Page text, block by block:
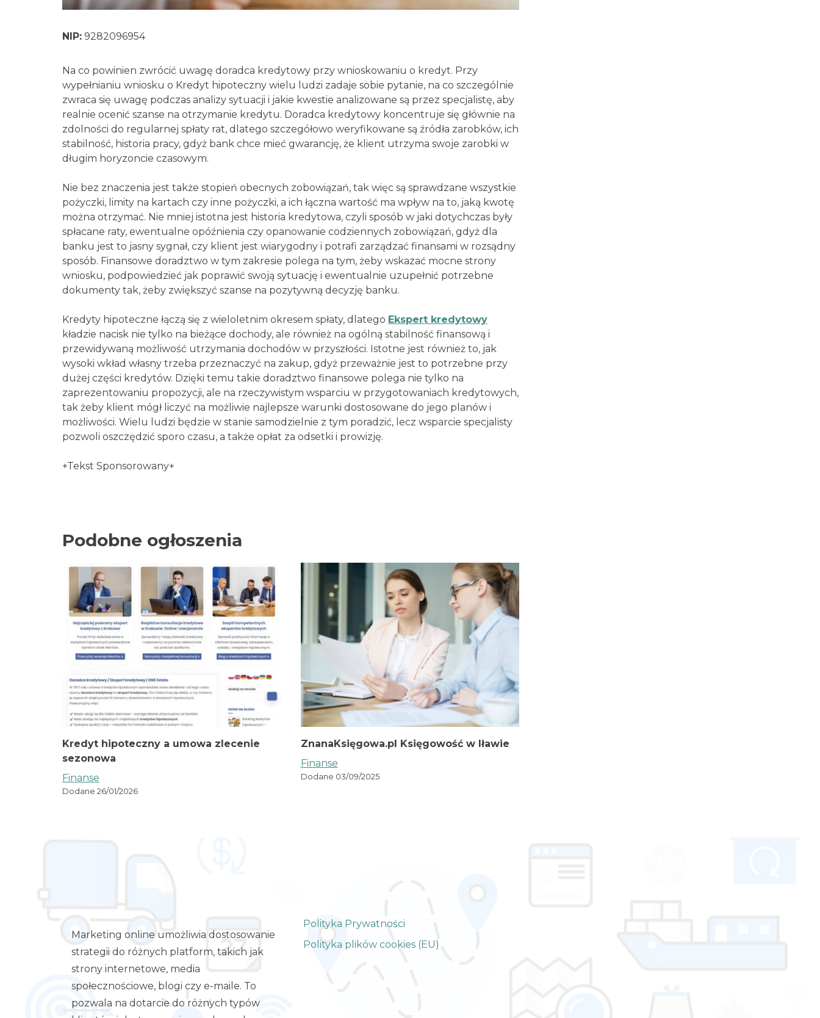
NIP: 9282096954
Na co powinien zwrócić uwagę doradca kredytowy przy wnioskowaniu o kredyt. Przy
wypełnianiu wniosku o Kredyt hipoteczny wielu ludzi zadaje sobie pytanie, na co szczególnie
zwraca się uwagę podczas analizy sytuacji i jakie kwestie analizowane są przez specjalistę, aby
realnie ocenić szanse na otrzymanie kredytu. Doradca kredytowy koncentruje się głównie na
zdolności do regularnej spłaty rat, dlatego szczegółowo weryfikowane są źródła zarobków, ich
stabilność, historia pracy, gdyż bank chce mieć gwarancję, że klient utrzyma swoje zarobki w
długim horyzoncie czasowym.
Nie bez znaczenia jest także stopień obecnych zobowiązań, tak więc są sprawdzane wszystkie
pożyczki, limity na kartach czy inne pożyczki, a ich łączna wartość ma wpływ na to, jaką kwotę
można otrzymać. Nie mniej istotna jest historia kredytowa, czyli sposób w jaki dotychczas były
spłacane raty, ewentualne opóźnienia czy opanowanie codziennych zobowiązań, gdyż dla
banku jest to jasny sygnał, czy klient jest wiarygodny i potrafi zarządzać finansami w rozsądny
sposób. Finansowe doradztwo w tym zakresie polega na tym, żeby wskazać mocne strony
wniosku, podpowiedzieć jak poprawić swoją sytuację i ewentualnie uzupełnić potrzebne
dokumenty tak, żeby zwiększyć szanse na pozytywną decyzję banku.
Kredyty hipoteczne łączą się z wieloletnim okresem spłaty, dlatego Ekspert kredytowy
kładzie nacisk nie tylko na bieżące dochody, ale również na ogólną stabilność finansową i
przewidywaną możliwość utrzymania dochodów w przyszłości. Istotne jest również to, jak
wysoki wkład własny trzeba przeznaczyć na zakup, gdyż przeważnie jest to potrzebne przy
dużej części kredytów. Dzięki temu takie doradztwo finansowe polega nie tylko na
zaprezentowaniu propozycji, ale na rzeczywistym wsparciu w przygotowaniach kredytowych,
tak żeby klient mógł liczyć na możliwie najlepsze warunki dostosowane do jego planów i
możliwości. Wielu ludzi będzie w stanie samodzielnie z tym poradzić, lecz wsparcie specjalisty
pozwoli oszczędzić sporo czasu, a także opłat za odsetki i prowizję.
+Tekst Sponsorowany+
Podobne ogłoszenia
Kredyt hipoteczny a umowa zlecenie
sezonowa
Finanse
Dodane 26/01/2026
ZnanaKsięgowa.pl Księgowość w Iławie
Finanse
Dodane 03/09/2025
Marketing online umożliwia dostosowanie
strategii do różnych platform, takich jak
strony internetowe, media
społecznościowe, blogi czy e-maile. To
pozwala na dotarcie do różnych typów
Polityka Prywatności
Polityka plików cookies (EU)